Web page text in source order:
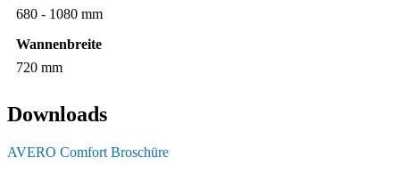
680 - 1080 mm
Wannenbreite
720 mm
Downloads
AVERO Comfort Broschüre